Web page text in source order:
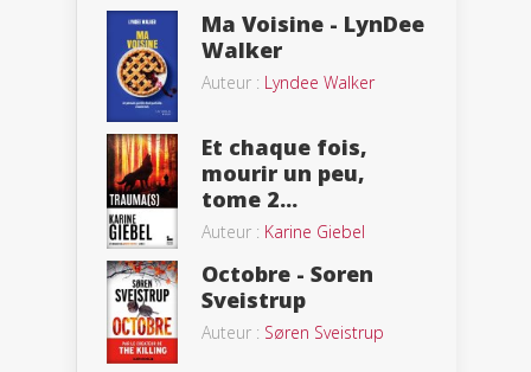
Ma Voisine - LynDee
Walker
Auteur : Lyndee Walker
Et chaque fois,
mourir un peu,
tome 2...
Auteur : Karine Giebel
Octobre - Soren
Sveistrup
Auteur : Søren Sveistrup